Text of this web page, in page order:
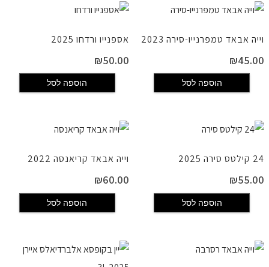
וייה אבאד טמפרנייו-סירה 2023
₪45.00
הוספה לסל
אספנייו ורדחו 2025
₪50.00
הוספה לסל
24 קילטס סירה 2025
₪55.00
הוספה לסל
וייה אבאד קריאנסה 2022
₪60.00
הוספה לסל